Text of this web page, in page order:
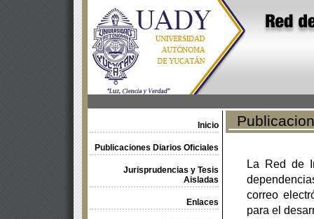
Inicio
Publicaciones Diarios Oficiales
Jurisprudencias y Tesis
Aisladas
Enlaces
La Red de
correo
para el